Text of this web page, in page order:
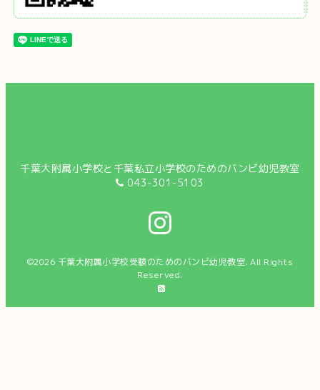
千葉大附属小学校と千葉私立小学校のためのバンビ幼児教室
043-301-5103
©2026 千葉大附属小学校受験のためのバンビ幼児教室. All Rights
Reserved.